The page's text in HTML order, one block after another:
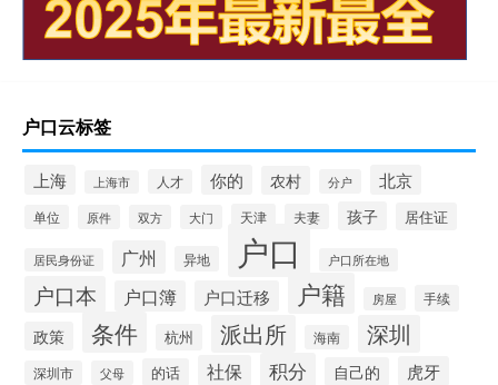
户口云标签
上海 上海市 人才 你的 农村 分户 北京
单位 原件 双方 大门 天津 夫妻 孩子 居住证
居民身份证 广州 异地 户口 户口所在地
户口本 户口簿 户口迁移 户籍 房屋 手续
政策 条件 杭州 派出所 海南 深圳
深圳市 父母 的话 社保 积分 自己的 虎牙